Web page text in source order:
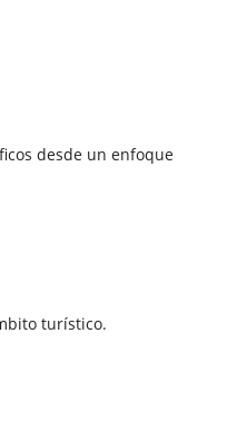
desde un enfoque
turístico.